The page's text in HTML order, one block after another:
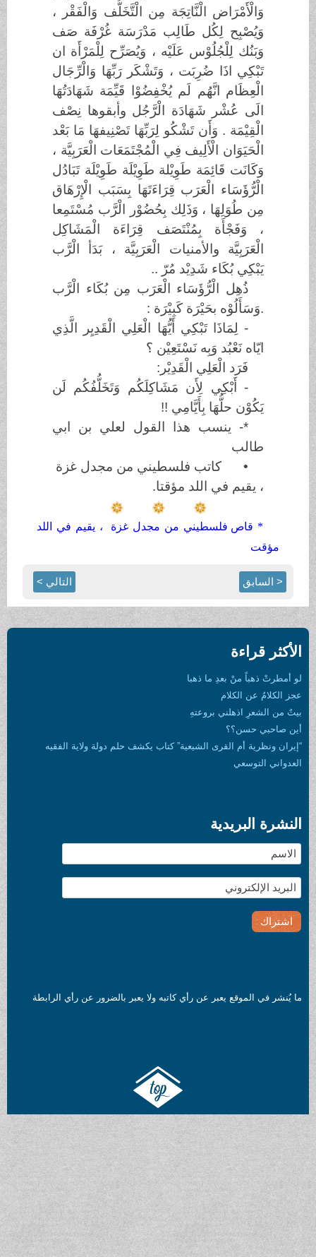
وَالْأَمْرَاض الْنَّاتِجَة مِن الْتَّخَلُّف وَالْفَقْر ،
وَيُصْبِح لِكُل طَالِب مَدْرَسَة غُرْفَة صَف
وَبَنُك لِلْجُلُوْس عَلَيْه ، وَيُصَرِّح لِلْمَرْأَة ان
تَبْكِي اذَا ضُرِبَت ، وَتَشْكَر رَبِّهَا وَالْرِّجَال
الْعِظَام انَّهُم لَم يُخْفِضُوْا قَيِّمَة شَهَادَتُهَا
الَى عُشْر شَهَادَة الْرَّجُل وأبقوها نِصْف
الْقِيْمَة . وَأَن تَشْكُو لِرَبِّهَا تَصْنِيفهَا مَا بَعْد
الْحَيَوَان الْأَلِيف فِي الْمُجْتَمَعَات الْعَرَبِيَّة ،
وَكَانَت قَائِمَة طَوِيْلة طَوِيْلَة طَوِيْلَة تَبَادُل
الْرُّؤَسَاء الْعَرَب قِرَاءَتَهَا بِسَبَب الْإِرْهَاق
مِن طُوَلِهَا ، وَذَلِك بِحُضُوْر الْرَّب مُسْتَمِعا
، وَفَجْأَة بِمُنْتَصَف قِرَاءَة الْمَشَاكِل
الْعَرَبِيَّة والأمنيات الْعَرَبِيَّة ، بَدَأ الْرَّب
يَبْكِي بُكَاء شَدِيْد مُرّ ..
ذُهِل الْرُّؤَسَاء الْعَرَب مِن بُكَاء الْرَّب
.وَسَأَلُوْه بحَيْرَة كَبِيْرَة :
- لِمَاذَا تَبْكِي أَيُّهَا الْعَلِي الْقَدِيِر الَّذِي
ايّاه نَعْبُد وَبِه نَسْتَعِيْن ؟
فَرَد الْعَلِي الْقَدِيْر:
- أَبْكِي لِأَن مَشَاكِلَكُم وَتَخَلُّفُكُم لَن
يَكُوْن حلُّهَا بِأَيَّامِي !!
*- ينسب هذا القول لعلي بن ابي
طالب
• كاتب فلسطيني من مجدل غزة
، يقيم في اللد مؤقتا.
قاص فلسطيني من مجدل غزة ، يقيم في اللد
مؤقت
< السابق التالي >
الأكثر قراءة
لو أمطرتْ ذهباً منْ بعدِ ما ذهبا
عجز الكلامُ عن الكلام
بيتٌ من الشعرِ اذهلني بروعتهِ
أين صاحبي حسن؟؟
“إيران ونظرية أم القرى الشيعية” كتاب يكشف حلم دولة ولاية الفقيه
العدواني التوسعي
النشرة البريدية
ما يُنشر في الموقع يعبر عن رأي كاتبه ولا يعبر بالضرور عن رأي الرابطة